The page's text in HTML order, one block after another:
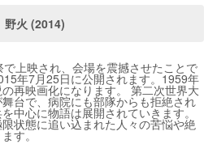
野火 (2014)
上映され、会場を震撼させたことで
年7月25日に公開されます。1959年
再映画化になります。 第二次世界大
台で、病院にも部隊からも拒絶され
中心に物語は展開されていきます。
状態に追い込まれた人々の苦悩や絶
す。